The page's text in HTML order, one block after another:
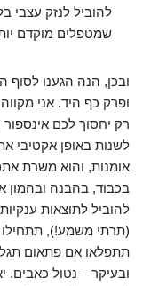
להוביל לנזק עצבי
שמטפלים מוקדם
ובכן, הנה הגענו לסוף
ופרק כף היד. אני
רק יחסוך לכם
לשנות באופן אקטיבי
אומנות, והוא משרת
בכבוד, בהבנה ובהמון
להוביל לתוצאות
(תרתי משמע!), תתחילו
תתפלאו אם פתאום
ובעיקר – נטול